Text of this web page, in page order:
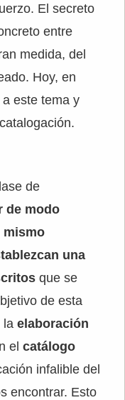
El secreto
entre
medida, del
Hoy, en
este tema y
de
de modo
mismo
una
que se
de esta
la elaboración
el catálogo
infalible del
encontrar. Esto